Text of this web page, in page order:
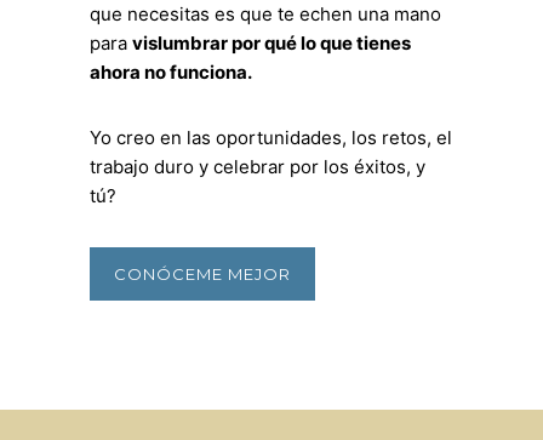
que necesitas es que te echen una mano
para vislumbrar por qué lo que tienes
ahora no funciona.
Yo creo en las oportunidades, los retos, el
trabajo duro y celebrar por los éxitos, y
tú?
CONÓCEME MEJOR